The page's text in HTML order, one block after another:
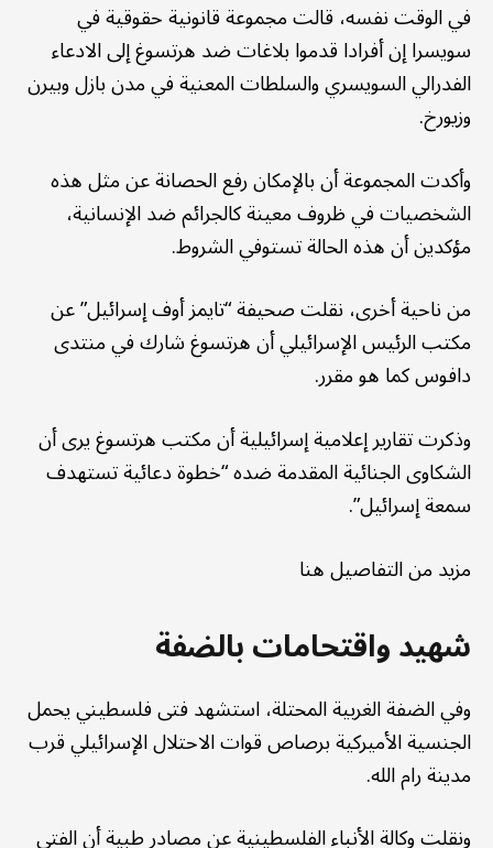
في الوقت نفسه، قالت مجموعة قانونية حقوقية في
سويسرا إن أفرادا قدموا بلاغات ضد هرتسوغ إلى الادعاء
الفدرالي السويسري والسلطات المعنية في مدن بازل وبيرن
وزيورخ.
وأكدت المجموعة أن بالإمكان رفع الحصانة عن مثل هذه
الشخصيات في ظروف معينة كالجرائم ضد الإنسانية،
مؤكدين أن هذه الحالة تستوفي الشروط.
من ناحية أخرى، نقلت صحيفة “تايمز أوف إسرائيل” عن
مكتب الرئيس الإسرائيلي أن هرتسوغ شارك في منتدى
دافوس كما هو مقرر.
وذكرت تقارير إعلامية إسرائيلية أن مكتب هرتسوغ يرى أن
الشكاوى الجنائية المقدمة ضده “خطوة دعائية تستهدف
سمعة إسرائيل”.
مزيد من التفاصيل هنا
شهيد واقتحامات بالضفة
وفي الضفة الغربية المحتلة، استشهد فتى فلسطيني يحمل
الجنسية الأميركية برصاص قوات الاحتلال الإسرائيلي قرب
مدينة رام الله.
ونقلت وكالة الأنباء الفلسطينية عن مصادر طبية أن الفتى